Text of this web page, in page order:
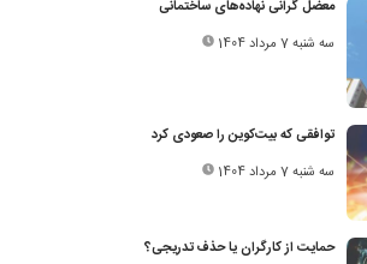
معضل گرانی نهاده‌های ساختمانی
سه شنبه 7 مرداد 1404
توافقی که بیت‌کوین را صعودی کرد
سه شنبه 7 مرداد 1404
حمایت از کارگران یا حذف تدریجی؟